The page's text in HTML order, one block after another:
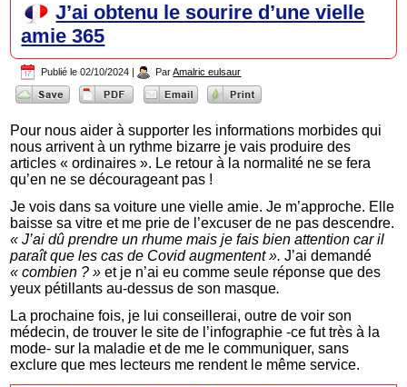
J’ai obtenu le sourire d’une vielle
amie 365
Publié le 02/10/2024 | Par Amalric eulsaur
Pour nous aider à supporter les informations morbides qui
nous arrivent à un rythme bizarre je vais produire des
articles « ordinaires ». Le retour à la normalité ne se fera
qu’en ne se décourageant pas !
Je vois dans sa voiture une vielle amie. Je m’approche. Elle
baisse sa vitre et me prie de l’excuser de ne pas descendre.
« J’ai dû prendre un rhume mais je fais bien attention car il
paraît que les cas de Covid augmentent ».J’ai demandé
« combien ? »et je n’ai eu comme seule réponse que des
yeux pétillants au-dessus de son masque.
La prochaine fois, je lui conseillerai, outre de voir son
médecin, de trouver le site de l’infographie -ce fut très à la
mode- sur la maladie et de me le communiquer, sans
exclure que mes lecteurs me rendent le même service.